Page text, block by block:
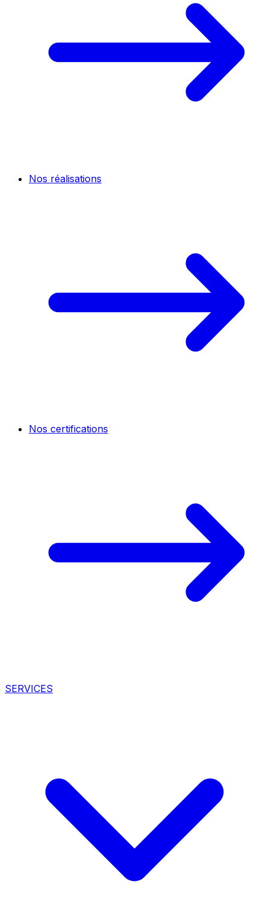
Nos réalisations
Nos certifications
SERVICES